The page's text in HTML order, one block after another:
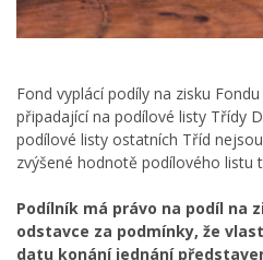
Fond vyplácí podíly na zisku
připadající na podílové listy Třídy
podílové listy ostatních Tříd
zvýšené hodnotě podílového listu
Podílník má právo na podíl na
odstavce za podmínky, že
datu konání jednání